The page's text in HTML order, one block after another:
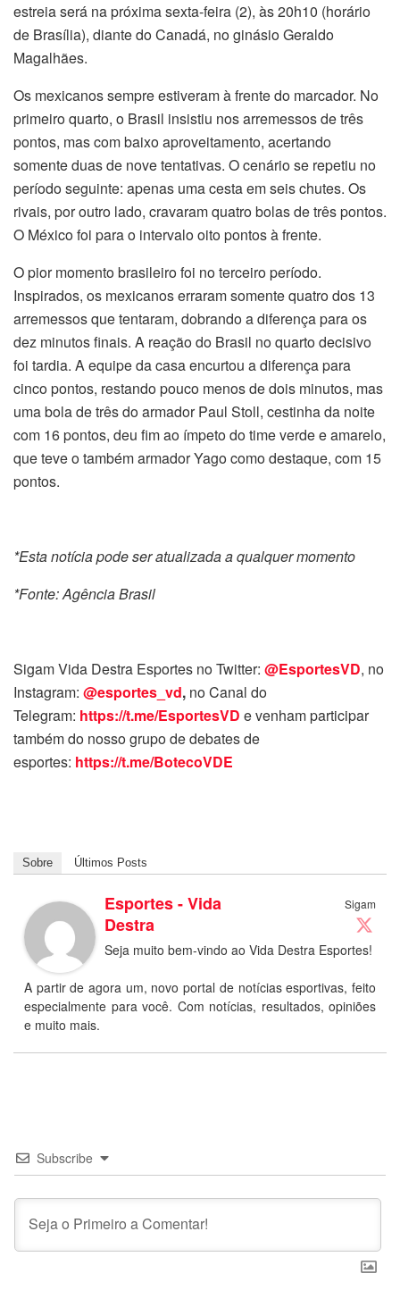
estreia será na próxima sexta-feira (2), às 20h10 (horário
de Brasília), diante do Canadá, no ginásio Geraldo
Magalhães.
Os mexicanos sempre estiveram à frente do marcador. No
primeiro quarto, o Brasil insistiu nos arremessos de três
pontos, mas com baixo aproveitamento, acertando
somente duas de nove tentativas. O cenário se repetiu no
período seguinte: apenas uma cesta em seis chutes. Os
rivais, por outro lado, cravaram quatro bolas de três pontos.
O México foi para o intervalo oito pontos à frente.
O pior momento brasileiro foi no terceiro período.
Inspirados, os mexicanos erraram somente quatro dos 13
arremessos que tentaram, dobrando a diferença para os
dez minutos finais. A reação do Brasil no quarto decisivo
foi tardia. A equipe da casa encurtou a diferença para
cinco pontos, restando pouco menos de dois minutos, mas
uma bola de três do armador Paul Stoll, cestinha da noite
com 16 pontos, deu fim ao ímpeto do time verde e amarelo,
que teve o também armador Yago como destaque, com 15
pontos.
*Esta notícia pode ser atualizada a qualquer momento
*Fonte: Agência Brasil
Sigam Vida Destra Esportes no Twitter: @EsportesVD, no
Instagram: @esportes_vd, no Canal do
Telegram: https://t.me/EsportesVD e venham participar
também do nosso grupo de debates de
esportes: https://t.me/BotecoVDE
Sobre Últimos Posts
Sigam
Esportes - Vida
Destra
Seja muito bem-vindo ao Vida Destra Esportes!
A partir de agora um, novo portal de notícias esportivas, feito
especialmente para você. Com notícias, resultados, opiniões
e muito mais.
Subscribe